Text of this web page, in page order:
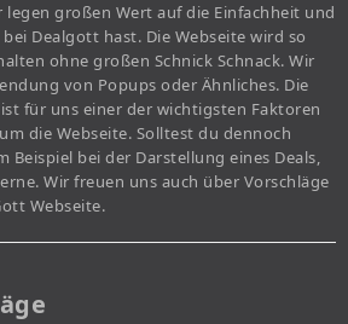
legen großen Wert auf die Einfachheit und
Dealgott hast. Die Webseite wird so
ohne großen Schnick Schnack. Wir
von Popups oder Ähnliches. Die
für uns einer der wichtigsten Faktoren
die Webseite. Solltest du dennoch
Beispiel bei der Darstellung eines Deals,
Wir freuen uns auch über Vorschläge
Webseite.